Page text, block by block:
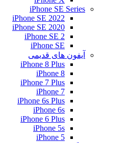
iPhone SE Series
iPhone SE 2022
iPhone SE 2020
iPhone SE 2
iPhone SE
آیفون های قدیمی
iPhone 8 Plus
iPhone 8
iPhone 7 Plus
iPhone 7
iPhone 6s Plus
iPhone 6s
iPhone 6 Plus
iPhone 5s
iPhone 5